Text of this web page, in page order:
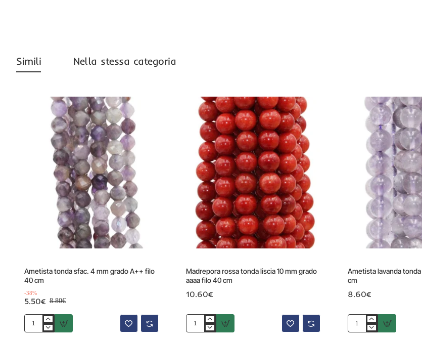
Simili Nella stessa categoria
Ametista tonda sfac. 4 mm grado A++ filo
40 cm
-38%
5.50€ 8.80€
Ametista
tonda
Madrepora rossa tonda liscia 10 mm grado
aaaa filo 40 cm
10.60€
Madrepora
rossa
Ametista lavanda
cm
8.60€
Ametista
lavanda